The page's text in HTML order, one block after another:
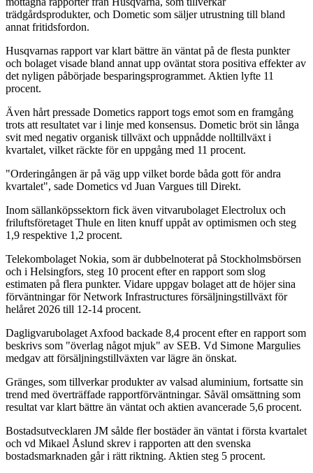
trädgårdsprodukter, och Dometic som säljer utrustning till bland
annat fritidsfordon.
Husqvarnas rapport var klart bättre än väntat på de flesta punkter
och bolaget visade bland annat upp oväntat stora positiva effekter av
det nyligen påbörjade besparingsprogrammet. Aktien lyfte 11
procent.
Även hårt pressade Dometics rapport togs emot som en framgång
trots att resultatet var i linje med konsensus. Dometic bröt sin långa
svit med negativ organisk tillväxt och uppnådde nolltillväxt i
kvartalet, vilket räckte för en uppgång med 11 procent.
"Orderingången är på väg upp vilket borde båda gott för andra
kvartalet", sade Dometics vd Juan Vargues till Direkt.
Inom sällanköpssektorn fick även vitvarubolaget Electrolux och
friluftsföretaget Thule en liten knuff uppåt av optimismen och steg
1,9 respektive 1,2 procent.
Telekombolaget Nokia, som är dubbelnoterat på Stockholmsbörsen
och i Helsingfors, steg 10 procent efter en rapport som slog
estimaten på flera punkter. Vidare uppgav bolaget att de höjer sina
förväntningar för Network Infrastructures försäljningstillväxt för
helåret 2026 till 12-14 procent.
Dagligvarubolaget Axfood backade 8,4 procent efter en rapport som
beskrivs som "överlag något mjuk" av SEB. Vd Simone Margulies
medgav att försäljningstillväxten var lägre än önskat.
Gränges, som tillverkar produkter av valsad aluminium, fortsatte sin
trend med överträffade rapportförväntningar. Såväl omsättning som
resultat var klart bättre än väntat och aktien avancerade 5,6 procent.
Bostadsutvecklaren JM sålde fler bostäder än väntat i första kvartalet
och vd Mikael Åslund skrev i rapporten att den svenska
bostadsmarknaden går i rätt riktning. Aktien steg 5 procent.